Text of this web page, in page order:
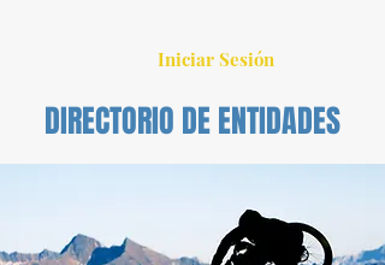
Iniciar Sesión
DIRECTORIO DE ENTIDADES